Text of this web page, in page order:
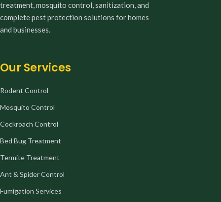
treatment, mosquito control, sanitization, and
complete pest protection solutions for homes
and businesses.
Our Services
Rodent Control
Mosquito Control
Cockroach Control
Bed Bug Treatment
Termite Treatment
Ant & Spider Control
Fumigation Services